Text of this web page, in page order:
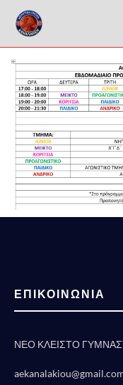
ΕΠΙΚΟΙΝΩΝΙΑ
ΝΕΟ ΚΛΕΙΣΤΟ